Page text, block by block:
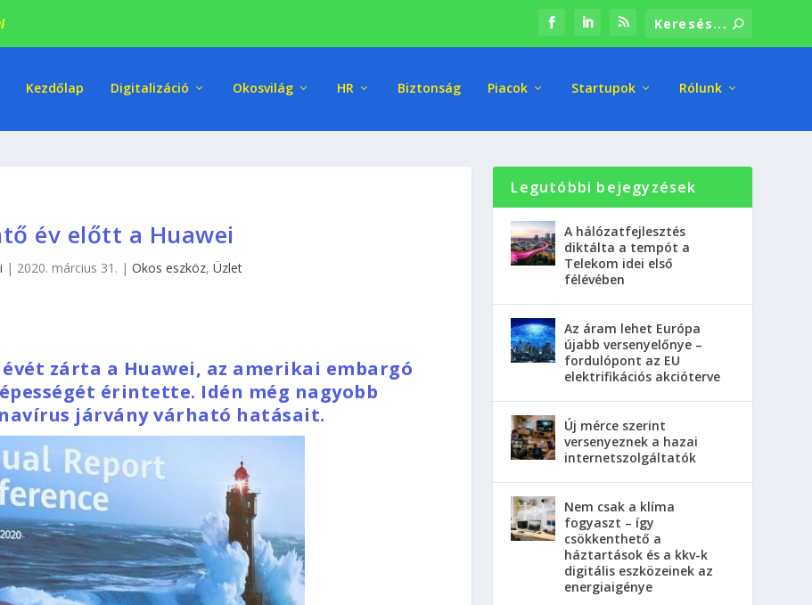
Kezdőlap Digitalizáció Okosvilág HR Biztonság Piacok Startupok Rólunk
év előtt a Huawei
| 2020. március 31. |Okos eszköz,Üzlet
zárta a Huawei, az amerikai embargó
érintette. Idén még nagyobb
járvány várható hatásait.
Legutóbbi bejegyzések
A hálózatfejlesztés
diktálta a tempót a
Telekom idei első
félévében
Az áram lehet Európa
újabb versenyelőnye –
fordulópont az EU
elektrifikációs akcióterve
Új mérce szerint
versenyeznek a hazai
internetszolgáltatók
Nem csak a klíma
fogyaszt – így
csökkenthető a
háztartások és a kkv-k
digitális eszközeinek az
energiaigénye